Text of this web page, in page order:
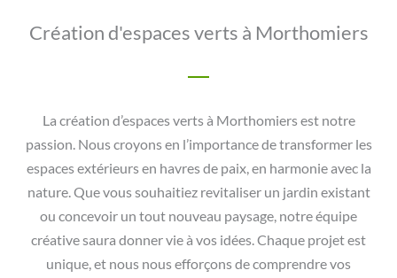
Création d'espaces verts à Morthomiers
La création d’espaces verts à Morthomiers est notre
passion. Nous croyons en l’importance de transformer les
espaces extérieurs en havres de paix, en harmonie avec la
nature. Que vous souhaitiez revitaliser un jardin existant
ou concevoir un tout nouveau paysage, notre équipe
créative saura donner vie à vos idées. Chaque projet est
unique, et nous nous efforçons de comprendre vos